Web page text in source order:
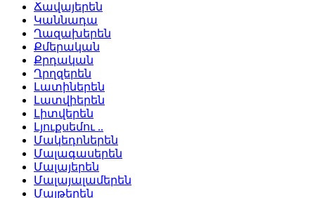
Ճավայերեն
Կաննադա
Ղազախերեն
Քմերական
Քրդական
Ղրղզերեն
Լատիներեն
Լատվիերեն
Լիտվերեն
Լյուքսեմու ..
Մակեդոներեն
Մալագասերեն
Մալայերեն
Մալայալամերեն
Մալթերեն